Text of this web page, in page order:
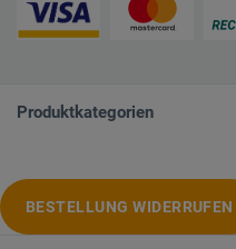
Produktkategorien
BESTELLUNG WIDERRUFEN